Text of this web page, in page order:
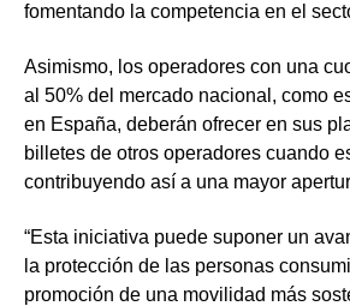
fomentando la competencia en el
Asimismo, los operadores con una
al 50% del mercado nacional, como
en España, deberán ofrecer en sus
billetes de otros operadores cuando
contribuyendo así a una mayor
“Esta iniciativa puede suponer un
la protección de las personas
promoción de una movilidad más